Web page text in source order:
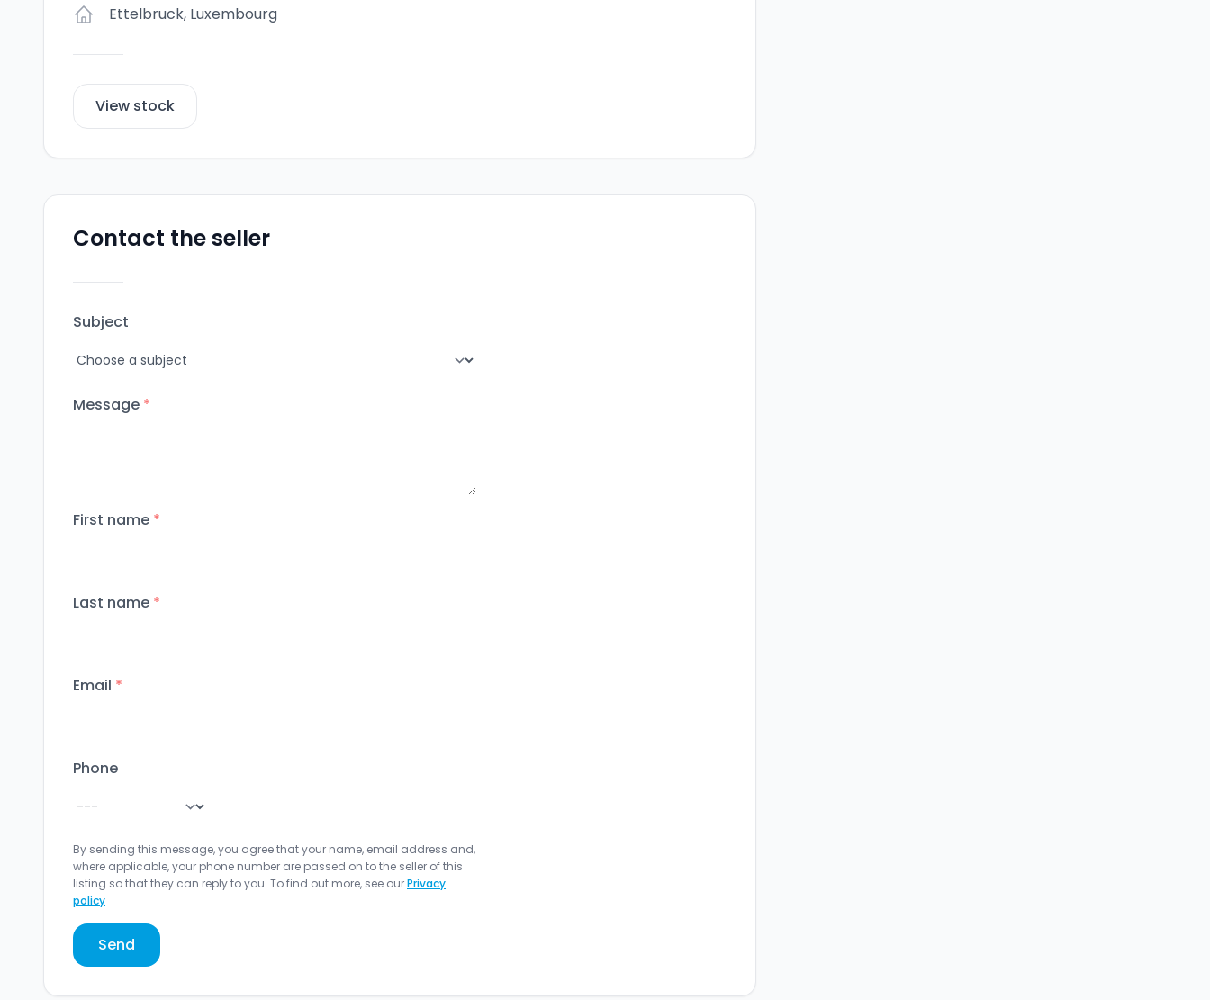
Ettelbruck, Luxembourg
View stock
Contact the seller
Subject
Message *
First name *
Last name *
Email *
Phone
By sending this message, you agree that your name, email address and,
where applicable, your phone number are passed on to the seller of this
listing so that they can reply to you. To find out more, see ourPrivacy
policy
Send